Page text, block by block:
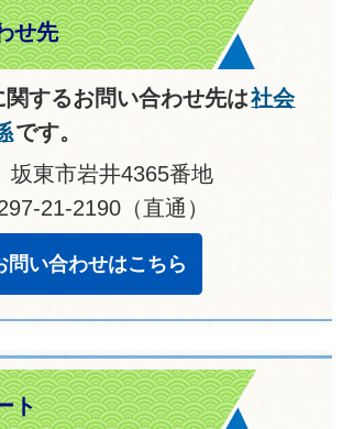
せ先
関するお問い合わせ先は社会
です。
東市岩井4365番地
21-2190（直通）
問い合わせはこちら
ト